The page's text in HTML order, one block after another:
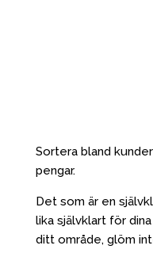
Sortera bland
pengar.
Det som är en
lika självklart för
ditt område, glöm